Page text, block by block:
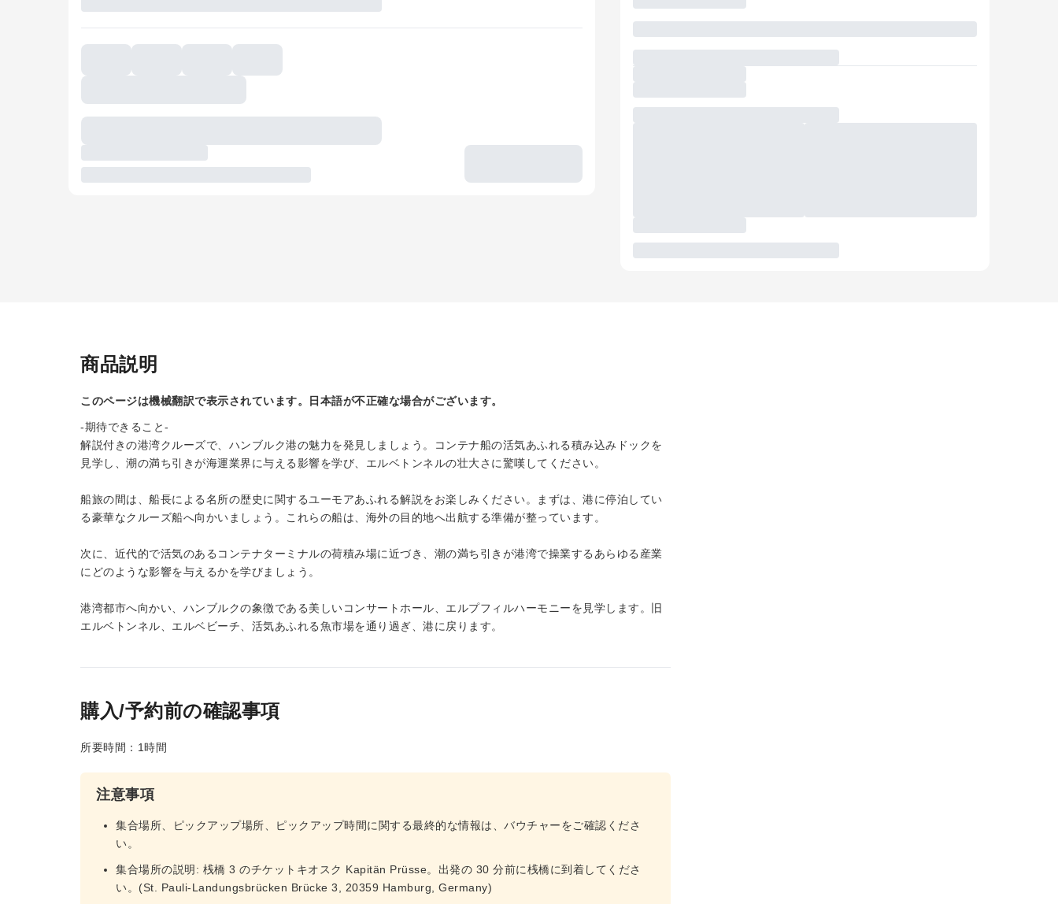
商品説明
このページは機械翻訳で表示されています。日本語が不正確な場合がございます。
-期待できること-
解説付きの港湾クルーズで、ハンブルク港の魅力を発見しましょう。コンテナ船の活気あふれる積み込みドックを
見学し、潮の満ち引き​​が海運業界に与える影響を学び、エルベトンネルの壮大さに驚嘆してください。
船旅の間は、船長による名所の歴史に関するユーモアあふれる解説をお楽しみください。まずは、港に停泊してい
る豪華なクルーズ船へ向かいましょう。これらの船は、海外の目的地へ出航する準備が整っています。
次に、近代的で活気のあるコンテナターミナルの荷積み場に近づき、潮の満ち引き​​が港湾で操業するあらゆる産業
にどのような影響を与えるかを学びましょう。
港湾都市へ向かい、ハンブルクの象徴である美しいコンサートホール、エルプフィルハーモニーを見学します。旧
エルベトンネル、エルベビーチ、活気あふれる魚市場を通り過ぎ、港に戻ります。
購入/予約前の確認事項
所要時間：1時間
注意事項
集合場所、ピックアップ場所、ピックアップ時間に関する最終的な情報は、バウチャーをご確認くださ
い。
集合場所の説明: 桟橋 3 のチケットキオスク Kapitän Prüsse。出発の 30 分前に桟橋に到着してくださ
い。(St. Pauli-Landungsbrücken Brücke 3, 20359 Hamburg, Germany)